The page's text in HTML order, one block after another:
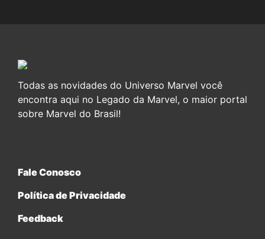
Todas as novidades do Universo Marvel você
encontra aqui no Legado da Marvel, o maior portal
sobre Marvel do Brasil!
Fale Conosco
Política de Privacidade
Feedback